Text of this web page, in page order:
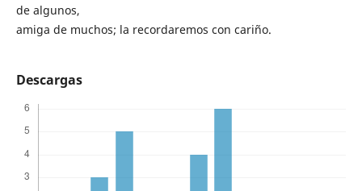
de algunos,
amiga de muchos; la recordaremos con cariño.
Descargas